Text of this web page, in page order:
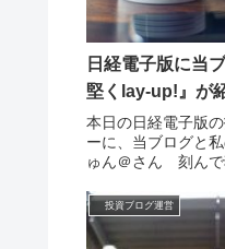
日経電子版に当
堅くlay-up!』が
本日の日経電子版
ーに、当ブログと
ゅん＠さん 刻んで
ています。 きっ...
投資ブログ運営